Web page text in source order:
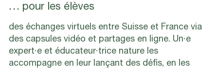
… pour les élèves
des échanges virtuels entre Suisse et France via
des capsules vidéo et partages en ligne. Un·e
expert·e et éducateur·trice nature les
accompagne en leur lançant des défis, en les